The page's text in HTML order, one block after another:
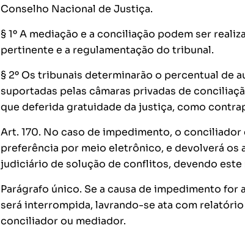
Conselho Nacional de Justiça.
§ 1º A mediação e a conciliação podem ser
pertinente e a regulamentação do tribunal.
§ 2º Os tribunais determinarão o percentual de
suportadas pelas câmaras privadas de
que deferida gratuidade da justiça, como
Art. 170. No caso de impedimento, o
preferência por meio eletrônico, e devolverá
judiciário de solução de conflitos, devendo
Parágrafo único. Se a causa de impedimento
será interrompida, lavrando-se ata com
conciliador ou mediador.